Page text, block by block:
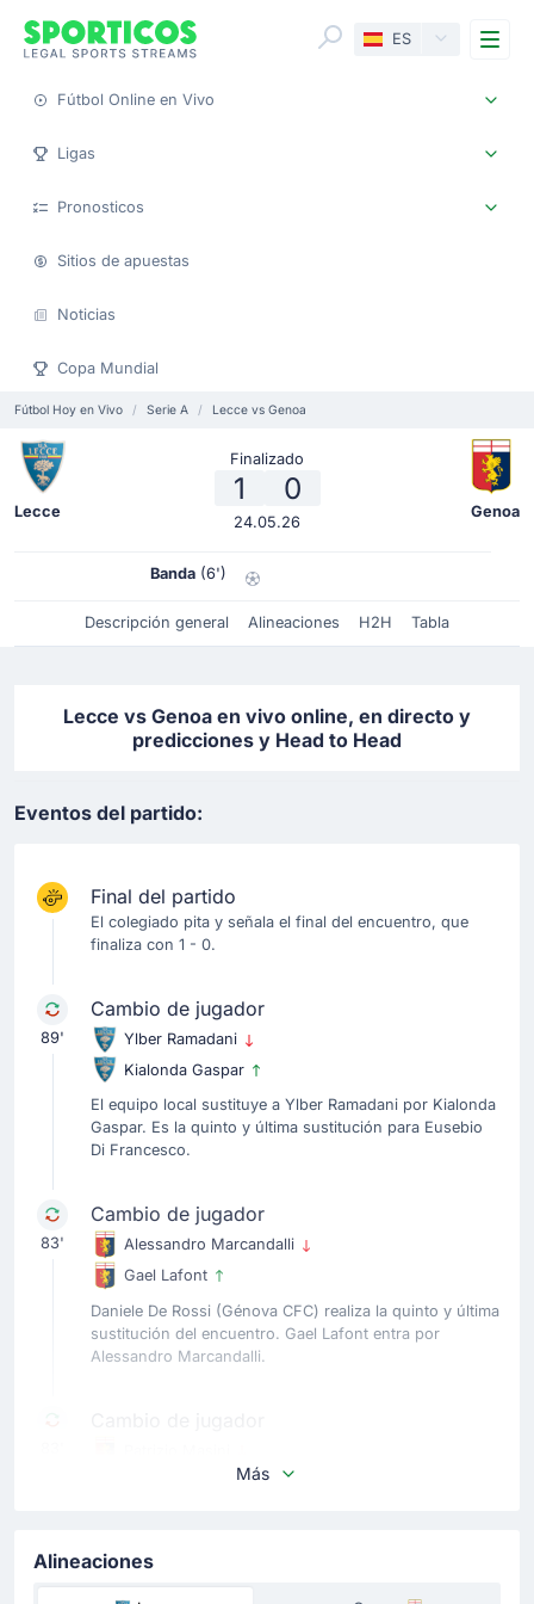
ES
Fútbol Online en Vivo
Ligas
Pronosticos
Sitios de apuestas
Noticias
Copa Mundial
Fútbol Hoy en Vivo Serie A Lecce vs Genoa
Lecce
Finalizado
1 0
24.05.26
Genoa
Banda (6')
Descripción general Alineaciones H2H Tabla
Lecce vs Genoa en vivo online, en directo y
predicciones y Head to Head
Eventos del partido:
Final del partido
El colegiado pita y señala el final del encuentro, que
finaliza con 1 - 0.
89'
Cambio de jugador
Ylber Ramadani
Kialonda Gaspar
El equipo local sustituye a Ylber Ramadani por Kialonda
Gaspar. Es la quinto y última sustitución para Eusebio
Di Francesco.
83'
Cambio de jugador
Alessandro Marcandalli
Gael Lafont
Daniele De Rossi (Génova CFC) realiza la quinto y última
sustitución del encuentro. Gael Lafont entra por
Alessandro Marcandalli.
Más
Alineaciones